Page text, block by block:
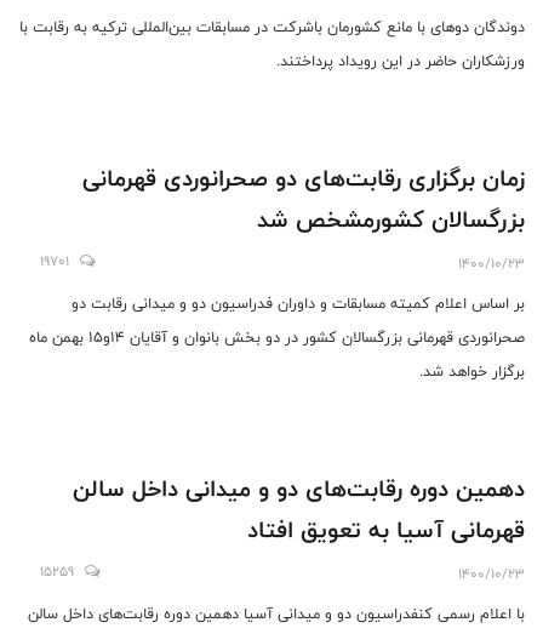
دوندگان دوهای با مانع کشورمان باشرکت در مسابقات بین‌المللی ترکیه به رقابت با
ورزشکاران حاضر در این رویداد پرداختند.
زمان برگزاری رقابت‌های دو صحرانوردی قهرمانی
بزرگسالان کشورمشخص شد
1400/10/23
19701
بر اساس اعلام کمیته مسابقات و داوران فدراسیون دو و میدانی رقابت دو
صحرانوردی قهرمانی بزرگسالان کشور در دو بخش بانوان و آقایان ۱۴و۱۵ بهمن ماه
برگزار خواهد شد.
دهمین دوره رقابت‌های دو و میدانی داخل سالن
قهرمانی آسیا به تعویق افتاد
1400/10/23
15259
با اعلام رسمی کنفدراسیون دو و میدانی آسیا دهمین دوره رقابت‌های داخل سالن